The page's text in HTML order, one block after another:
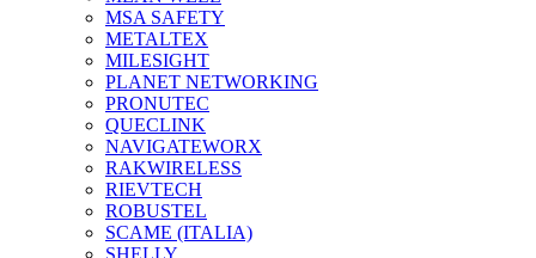
MSA SAFETY
METALTEX
MILESIGHT
PLANET NETWORKING
PRONUTEC
QUECLINK
NAVIGATEWORX
RAKWIRELESS
RIEVTECH
ROBUSTEL
SCAME (ITALIA)
SHELLY